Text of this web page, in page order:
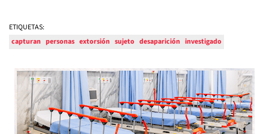
ETIQUETAS:
capturan personas extorsión sujeto desaparición investigado